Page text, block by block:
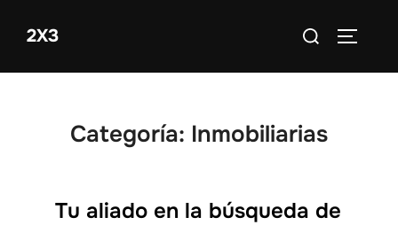
2X3 Buscar:
Categoría: Inmobiliarias
Tu aliado en la búsqueda de